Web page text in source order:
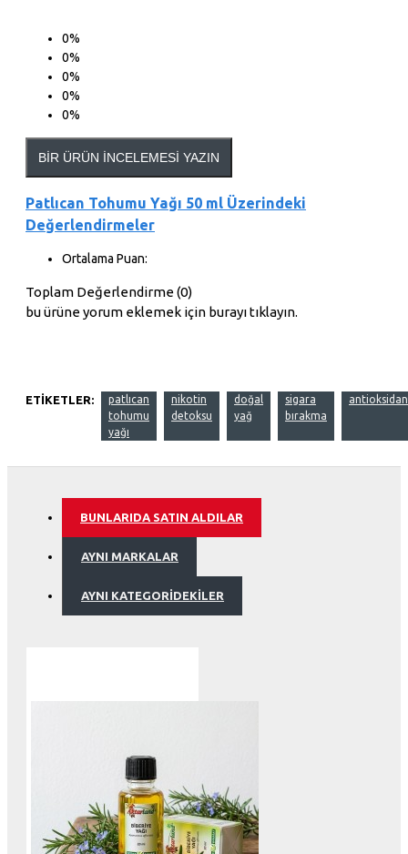
0%
0%
0%
0%
0%
BIR ÜRÜN İNCELEMESI YAZIN
Patlıcan Tohumu Yağı 50 ml Üzerindeki
Değerlendirmeler
Ortalama Puan:
Toplam Değerlendirme (0)
bu ürüne yorum eklemek için burayı tıklayın.
ETIKETLER:
patlıcan
tohumu
yağı
nikotin
detoksu
doğal
yağ
sigara
bırakma
antioksidan
BUNLARIDA SATIN ALDILAR
AYNI MARKALAR
AYNI KATEGORIDEKILER